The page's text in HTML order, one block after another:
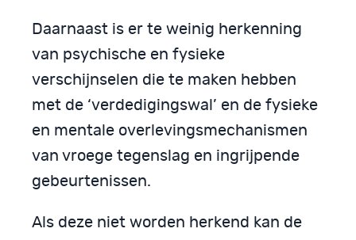
Daarnaast is er te weinig herkenning
van psychische en fysieke
verschijnselen die te maken hebben
met de ‘verdedigingswal’ en de fysieke
en mentale overlevingsmechanismen
van vroege tegenslag en ingrijpende
gebeurtenissen.
Als deze niet worden herkend kan de